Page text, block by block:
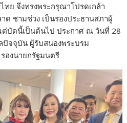
ย จึงทรงพระกรุณาโปรดเกล้า
ด ชามช่วง เป็นรองประธานสภาผู้
บัดนี้เป็นต้นไป ประกาศ ณ วันที่ 28
ปัจจุบัน ผู้รับสนองพระบรม
องนายกรัฐมนตรี